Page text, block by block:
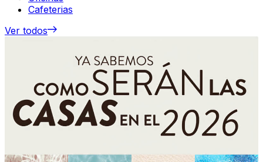
Cafeterias
Ver todos